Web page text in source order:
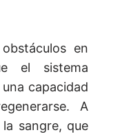
en
el sistema
capacidad
A
sangre, que